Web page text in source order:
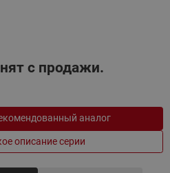
с продажи.
аналог
описание серии